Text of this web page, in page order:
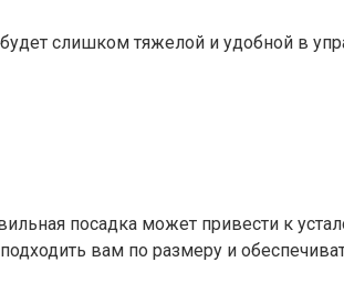
слишком тяжелой и удобной в
посадка может привести к
вам по размеру и